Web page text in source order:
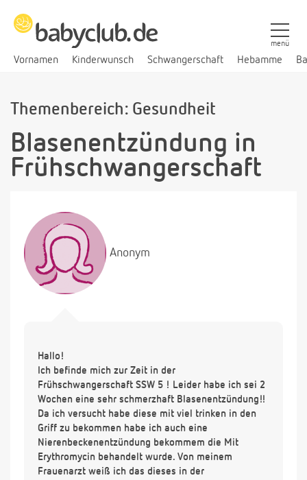
Vornamen Kinderwunsch Schwangerschaft Hebamme
menü
Themenbereich: Gesundheit
Blasenentzündung in
Frühschwangerschaft
Anonym
Hallo!
Ich befinde mich zur Zeit in der
Frühschwangerschaft SSW 5 ! Leider habe ich sei 2
Wochen eine sehr schmerzhaft Blasenentzündung!!
Da ich versucht habe diese mit viel trinken in den
Griff zu bekommen habe ich auch eine
Nierenbeckenentzündung bekommem die Mit
Erythromycin behandelt wurde. Von meinem
Frauenarzt weiß ich das dieses in der